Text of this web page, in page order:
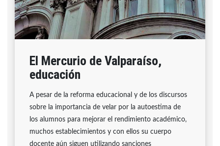
El Mercurio de Valparaíso,
educación
A pesar de la reforma educacional y de los discursos
sobre la importancia de velar por la autoestima de
los alumnos para mejorar el rendimiento académico,
muchos establecimientos y con ellos su cuerpo
docente aún siguen utilizando sanciones